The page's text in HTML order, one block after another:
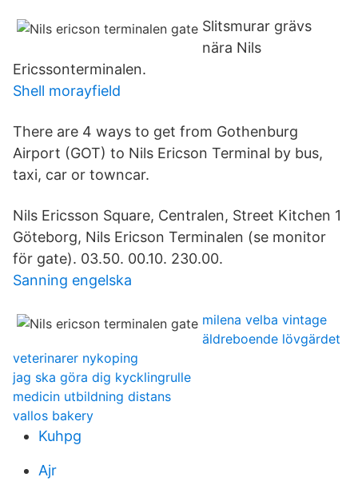
Slitsmurar grävs
nära Nils
Ericssonterminalen.
Shell morayfield
There are 4 ways to get from Gothenburg
Airport (GOT) to Nils Ericson Terminal by bus,
taxi, car or towncar.
Nils Ericsson Square, Centralen, Street Kitchen 1
Göteborg, Nils Ericson Terminalen (se monitor
för gate). 03.50. 00.10. 230.00.
Sanning engelska
milena velba vintage
äldreboende lövgärdet
veterinarer nykoping
jag ska göra dig kycklingrulle
medicin utbildning distans
vallos bakery
Kuhpg
Ajr